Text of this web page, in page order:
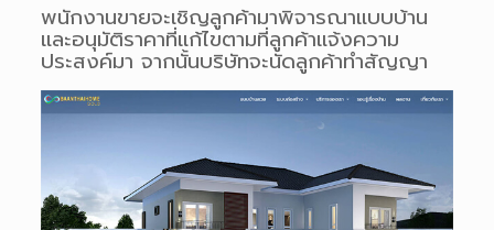
พนักงานขายจะเชิญลูกค้ามาพิจารณาแบบบ้าน
และอนุมัติราคาที่แก้ไขตามที่ลูกค้าแจ้งความ
ประสงค์มา จากนั้นบริษัทจะนัดลูกค้าทำสัญญา